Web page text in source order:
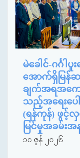
မဲခေါင်-ဂင်္ဂါ
အောက်ရှိမြန်
ချက်အရအက
သည့်အရေးပေ
(ရန်ကုန်) ဖွင့်လှ
မြင်မှုအခမ်းအ
၁၀ ဇွန် ၂၀၂၆